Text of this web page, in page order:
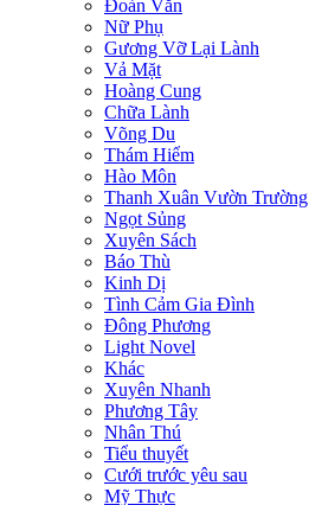
Đoản Văn
Nữ Phụ
Gương Vỡ Lại Lành
Vả Mặt
Hoàng Cung
Chữa Lành
Võng Du
Thám Hiểm
Hào Môn
Thanh Xuân Vườn Trường
Ngọt Sủng
Xuyên Sách
Báo Thù
Kinh Dị
Tình Cảm Gia Đình
Đông Phương
Light Novel
Khác
Xuyên Nhanh
Phương Tây
Nhân Thú
Tiểu thuyết
Cưới trước yêu sau
Mỹ Thực